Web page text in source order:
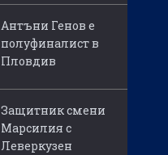
Антъни Генов е
полуфиналист в
Пловдив
Защитник смени
Марсилия с
Леверкузен